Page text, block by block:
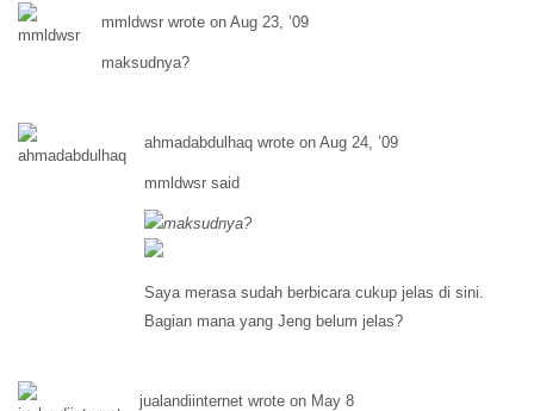
mmldwsr wrote on Aug 23, ’09
maksudnya?
ahmadabdulhaq wrote on Aug 24, ’09
mmldwsr said
maksudnya?
Saya merasa sudah berbicara cukup jelas di sini.
Bagian mana yang Jeng belum jelas?
jualandiinternet wrote on May 8